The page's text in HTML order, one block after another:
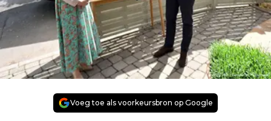
Voeg toe als voorkeursbron op Google